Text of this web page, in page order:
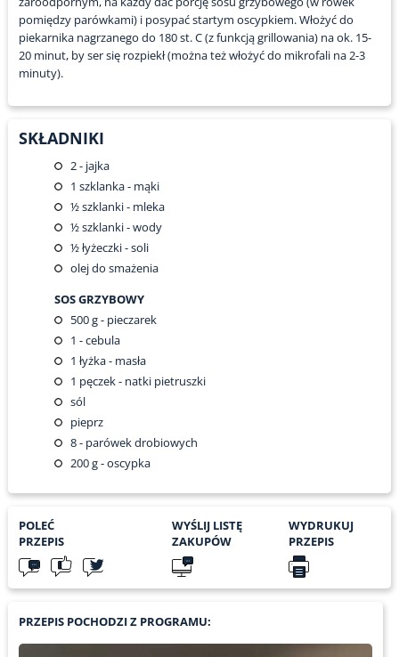
pomiędzy parówkami) i posypać startym oscypkiem. Włożyć do
piekarnika nagrzanego do 180 st. C (z funkcją grillowania) na ok. 15-
20 minut, by ser się rozpiekł (można też włożyć do mikrofali na 2-3
minuty).
SKŁADNIKI
2- jajka
1 szklanka - mąki
½szklanki - mleka
½szklanki - wody
½łyżeczki - soli
olej do smażenia
SOS GRZYBOWY
500g - pieczarek
1 - cebula
1 łyżka - masła
1 pęczek - natki pietruszki
sól
pieprz
8- parówek drobiowych
200g - oscypka
POLEĆ
PRZEPIS
WYŚLIJ LISTĘ
ZAKUPÓW
WYDRUKUJ
PRZEPIS
PRZEPIS POCHODZI Z PROGRAMU: